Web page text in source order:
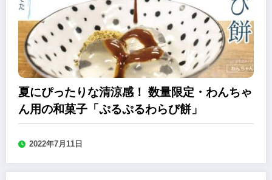
夏にぴったりな清涼感！ 数量限定・わんちゃ
ん用の和菓子「ぷるぷるわらび餅」
2022年7月11日